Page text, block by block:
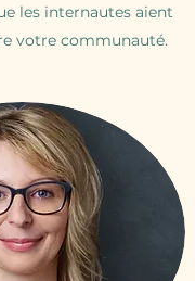
les internautes aient
votre communauté.